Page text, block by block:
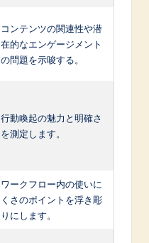
コンテンツの関連性や潜
在的なエンゲージメント
の問題を示唆する。
行動喚起の魅力と明確さ
を測定します。
ワークフロー内の使いに
くさのポイントを浮き彫
りにします。